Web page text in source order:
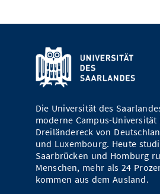
Neu am SIC?
Prüfungsangelegenheiten
Vom Studium in den Beruf
Bibliothek
Study Scheduler
Forschungsgruppen
Bibliothek
Open Science/Open Access
Termine, Vorträge und
Forschungsinstitutionen
Start-ups
Pressemeldungen
IT-Themenabend
Forschungsinstitutionen
Ranking
Zahlen & Fakten
Pressespiegel
Preise, Auszeichnungen und
Kontakt
SIC Merchandise
SIC Podcast
Kontakte & Anfahrt
Anfahrt
AnsprechpartnerInnen,
Termine, Vorträge und
Alumni
Die Universität des
moderne Campus-
Dreiländereck von
und Luxembourg. Heute
Saarbrücken und Homburg
Menschen, mehr als 24
kommen aus dem Ausland.